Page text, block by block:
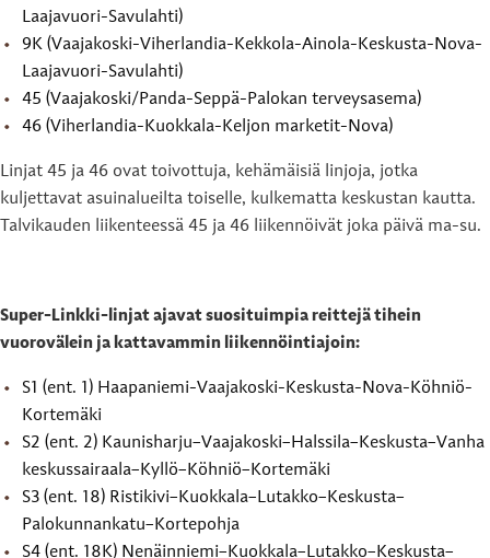
Laajavuori-Savulahti)
9K (Vaajakoski-Viherlandia-Kekkola-Ainola-Keskusta-Nova-
Laajavuori-Savulahti)
45 (Vaajakoski/Panda-Seppä-Palokan terveysasema)
46 (Viherlandia-Kuokkala-Keljon marketit-Nova)
Linjat 45 ja 46 ovat toivottuja, kehämäisiä linjoja, jotka
kuljettavat asuinalueilta toiselle, kulkematta keskustan kautta.
Talvikauden liikenteessä 45 ja 46 liikennöivät joka päivä ma-su.
Super-Linkki-linjat ajavat suosituimpia reittejä tihein
vuorovälein ja kattavammin liikennöintiajoin:
S1 (ent. 1) Haapaniemi-Vaajakoski-Keskusta-Nova-Köhniö-
Kortemäki
S2 (ent. 2) Kaunisharju–Vaajakoski–Halssila–Keskusta–Vanha
keskussairaala–Kyllö–Köhniö–Kortemäki
S3 (ent. 18) Ristikivi–Kuokkala–Lutakko–Keskusta–
Palokunnankatu–Kortepohja
S4 (ent. 18K) Nenäinniemi–Kuokkala–Lutakko–Keskusta–